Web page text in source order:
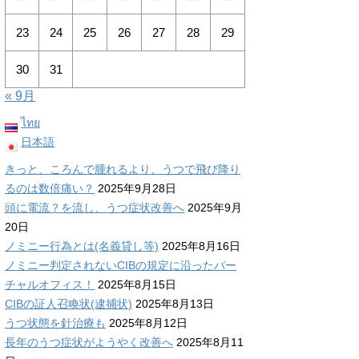
23 24 25 26 27 28 29
30
31
« 9月
ไทย
日本語
きっと、ころんで腫れるより、うつで飛び降り
るのは数倍痛い？ 2025年9月28日
頭に電流？を流し、うつ症状改善へ 2025年9月
20日
ノミニー行為とは(名義貸し等) 2025年8月16日
ノミニー判定されないCIBの規定に沿ったバー
チャルオフィス！
2025年8月15日
CIBの証人召喚状(逮捕状) 2025年8月13日
うつ状態を針治療も 2025年8月12日
長年のうつ症状がようやく改善へ 2025年8月11